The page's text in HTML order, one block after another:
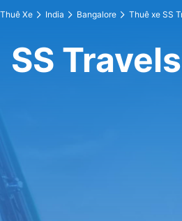
Thuê Xe India Bangalore Thuê xe SS
SS